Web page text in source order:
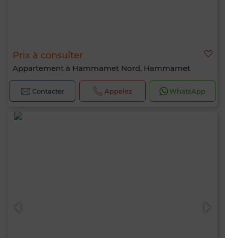
Prix à consulter
Appartement à Hammamet Nord, Hammamet
Contacter Appelez WhatsApp